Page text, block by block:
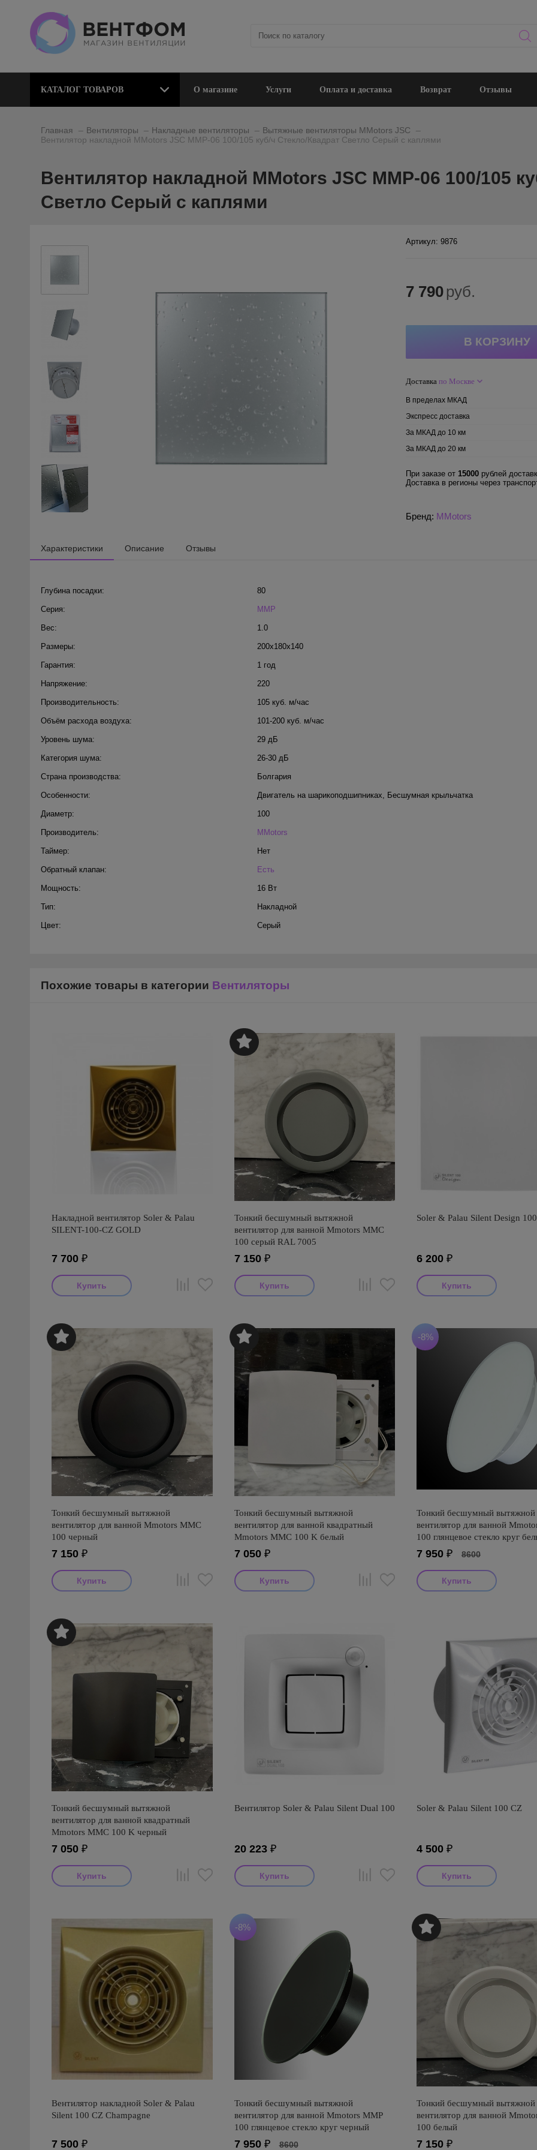
КАТАЛОГ ТОВАРОВ О магазине Услуги Оплата и доставка Возврат Отзывы
Главная Вентиляторы Накладные вентиляторы Вытяжные вентиляторы MMotors JSC
Вентилятор накладной MMotors JSC MMP-06 100/105 куб/ч Стекло/Квадрат Светло Серый с каплями
Вентилятор накладной MMotors JSC MMP-06 100/105
Светло Серый с каплями
Артикул: 9876
7 790 руб.
Доставка по Москве
В пределах МКАД
Экспресс доставка
За МКАД до 10 км
За МКАД до 20 км
При заказе от 15000 рублей
Доставка в регионы через
Бренд: MMotors
Характеристики Описание Отзывы
Глубина посадки: 80
Серия: MMP
Вес: 1.0
Размеры: 200x180x140
Гарантия: 1 год
Напряжение: 220
Производительность: 105 куб. м/час
Объём расхода воздуха: 101-200 куб. м/час
Уровень шума: 29 дБ
Категория шума: 26-30 дБ
Страна производства: Болгария
Особенности: Двигатель на шарикоподшипниках, Бесшумная крыльчатка
Диаметр: 100
Производитель: MMotors
Таймер: Нет
Обратный клапан: Есть
Мощность: 16 Вт
Тип: Накладной
Цвет: Серый
Похожие товары в категории Вентиляторы
Накладной вентилятор Soler & Palau
SILENT-100-CZ GOLD
7 700 ₽
Тонкий бесшумный вытяжной
вентилятор для ванной Mmotors ММC
100 серый RAL 7005
7 150₽
Soler & Palau Silent Design
6 200 ₽
Тонкий бесшумный вытяжной
вентилятор для ванной Mmotors ММC
100 черный
7 150 ₽
Тонкий бесшумный вытяжной
вентилятор для ванной квадратный
Mmotors ММC 100 K белый
7 050₽
-8%
Тонкий бесшумный вытяжной
вентилятор для ванной
100 глянцевое стекло круг
7 950 ₽ 8600
Тонкий бесшумный вытяжной
вентилятор для ванной квадратный
Mmotors ММC 100 K черный
7 050 ₽
Вентилятор Soler & Palau Silent Dual 100
20 223₽
Soler & Palau Silent 100 CZ
4 500 ₽
Вентилятор накладной Soler & Palau
Silent 100 CZ Champagne
7 500 ₽
-8%
Тонкий бесшумный вытяжной
вентилятор для ванной Mmotors ММР
100 глянцевое стекло круг черный
7 950₽ 8600
Тонкий бесшумный вытяжной
вентилятор для ванной
100 белый
7 150 ₽